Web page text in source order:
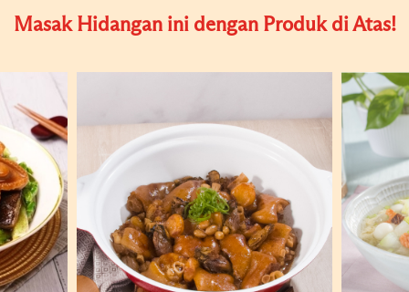
Masak Hidangan ini dengan Produk di Atas!